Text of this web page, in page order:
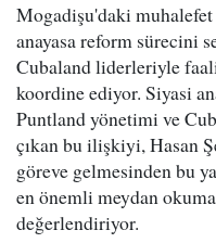
Mogadişu'daki
anayasa reform sürecini
Cubaland liderleriyle
koordine ediyor. Siyasi
Puntland yönetimi ve
çıkan bu ilişkiyi, Hasan
göreve gelmesinden bu
en önemli meydan
değerlendiriyor.